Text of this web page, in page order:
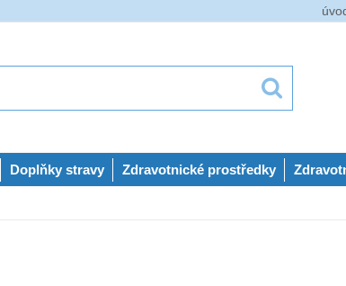
Doplňky stravy Zdravotnické prostředky